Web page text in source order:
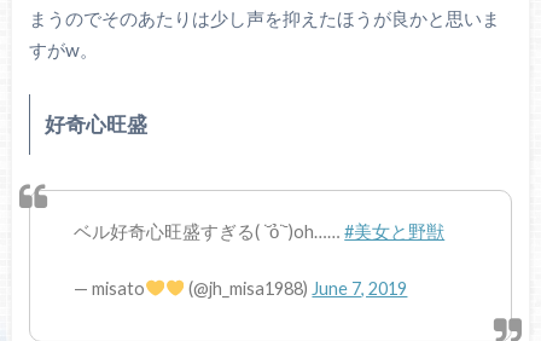
まうのでそのあたりは少し声を抑えたほうが良かと思いま
すがw。
好奇心旺盛
ベル好奇心旺盛すぎる( ˙᷄ỏ˙᷅ )oh……#美女と野獣
— misato (@jh_misa1988) June 7, 2019